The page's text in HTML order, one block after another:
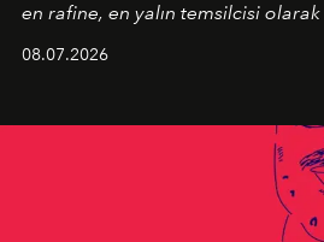
en rafine, en yalın temsilcisi olarak
08.07.2026